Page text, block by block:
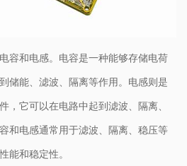
容和电感。电容是一种能够存储电荷
储能、滤波、隔离等作用。电感则是
，它可以在电路中起到滤波、隔离、
和电感通常用于滤波、隔离、稳压等
能和稳定性。